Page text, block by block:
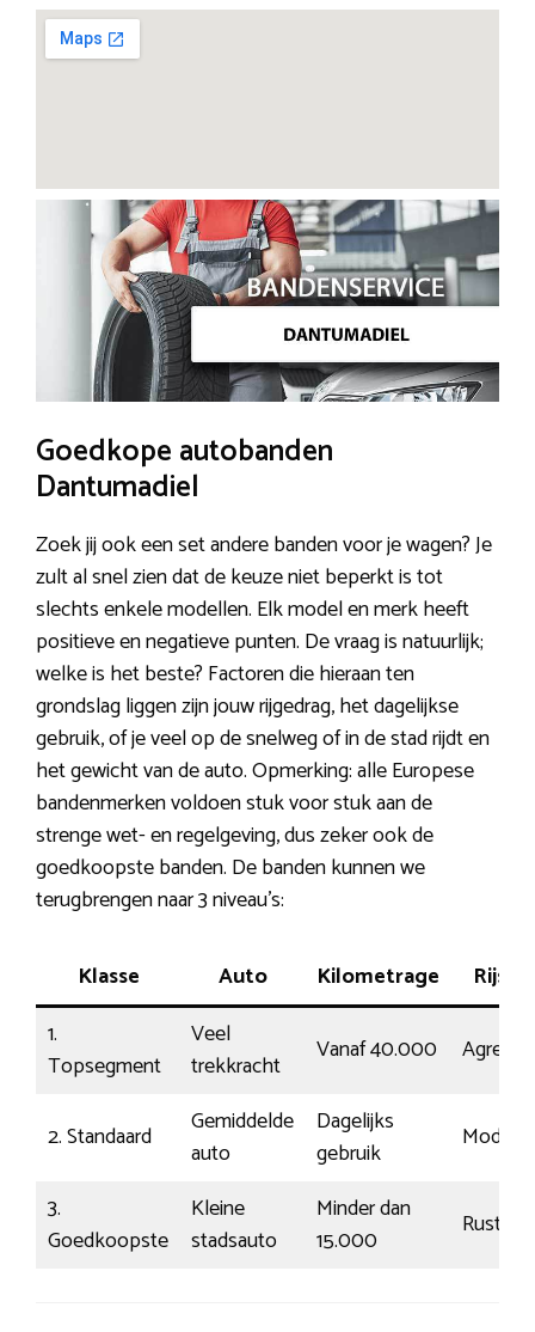
Goedkope autobanden
Dantumadiel
Zoek jij ook een set andere banden voor je wagen? Je
zult al snel zien dat de keuze niet beperkt is tot
slechts enkele modellen. Elk model en merk heeft
positieve en negatieve punten. De vraag is natuurlijk;
welke is het beste? Factoren die hieraan ten
grondslag liggen zijn jouw rijgedrag, het dagelijkse
gebruik, of je veel op de snelweg of in de stad rijdt en
het gewicht van de auto. Opmerking: alle Europese
bandenmerken voldoen stuk voor stuk aan de
strenge wet- en regelgeving, dus zeker ook de
goedkoopste banden. De banden kunnen we
terugbrengen naar 3 niveau’s:
Klasse Auto Kilometrage
Rijstijl
1.
Topsegment
Veel
trekkracht
Vanaf 40.000
2. Standaard
Gemiddelde
auto
Dagelijks
gebruik
Modaal
3.
Goedkoopste
Kleine
stadsauto
Minder dan
15.000
Rustig